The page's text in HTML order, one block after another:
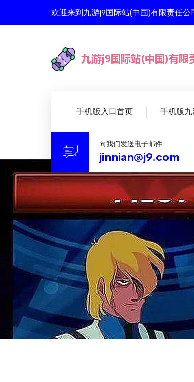
欢迎来到九游j9国际站(中国)有限责任
手机版入口首页 手机版
向我们发送电子邮件
jinnian@j9.com